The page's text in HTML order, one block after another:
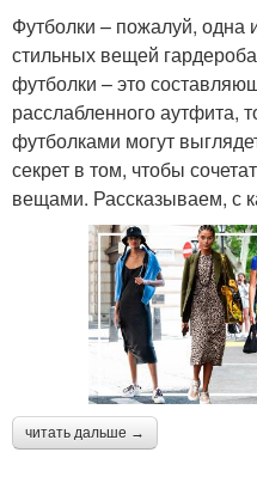
Футболки – пожалуй, одна
стильных вещей
футболки – это
расслабленного аутфита,
футболками могут
секрет в том, чтобы
вещами. Рассказываем, с
читать дальше →